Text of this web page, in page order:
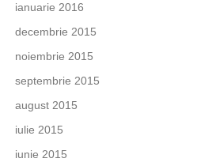
ianuarie 2016
decembrie 2015
noiembrie 2015
septembrie 2015
august 2015
iulie 2015
iunie 2015